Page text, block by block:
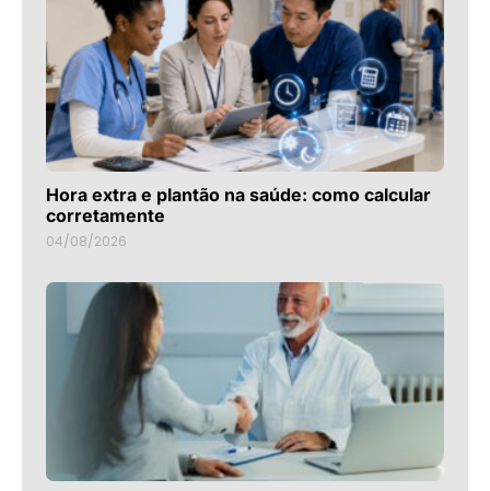
Hora extra e plantão na saúde: como calcular
corretamente
04/08/2026